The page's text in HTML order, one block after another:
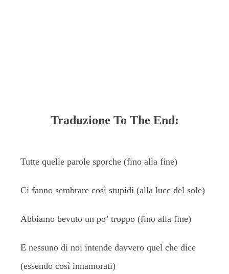
Traduzione To The End:
Tutte quelle parole sporche (fino alla fine)
Ci fanno sembrare così stupidi (alla luce del sole)
Abbiamo bevuto un po’ troppo (fino alla fine)
E nessuno di noi intende davvero quel che dice
(essendo così innamorati)